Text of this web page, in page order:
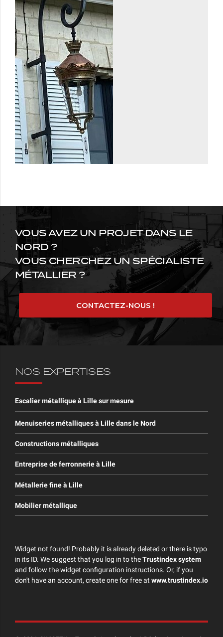
LANTERNES À FREVIN
CAPELLE (62)
VOUS AVEZ UN PROJET DANS LE
NORD ?
VOUS CHERCHEZ UN SPÉCIALISTE
MÉTALLIER ?
CONTACTEZ-NOUS !
NOS EXPERTISES
Escalier métallique à Lille sur mesure
Menuiseries métalliques à Lille dans le Nord
Constructions métalliques
Entreprise de ferronnerie à Lille
Métallerie fine à Lille
Mobilier métallique
Widget not found! Probably it is already deleted or there is typo
in its ID. We suggest that you log in to theTrustindex system
and follow the widget configuration instructions. Or, if you
don't have an account, create one for free at www.trustindex.io